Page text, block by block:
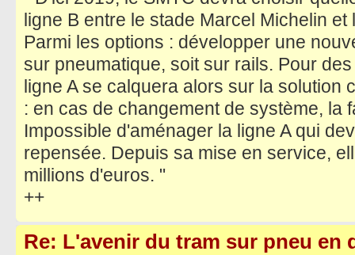
ligne B entre le stade Marcel Michelin
Parmi les options : développer une
sur pneumatique, soit sur rails. Pour
ligne A se calquera alors sur la solution
: en cas de changement de système, la
Impossible d'aménager la ligne A qui
repensée. Depuis sa mise en service,
millions d'euros. "
++
Re: L'avenir du tram sur pneu en